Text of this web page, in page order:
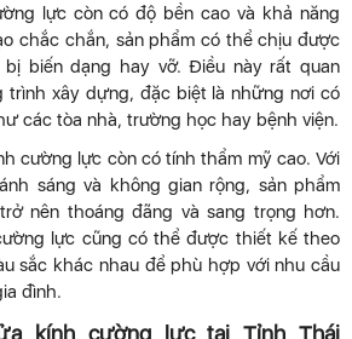
lực còn có độ bền cao và khả năng
chắc chắn, sản phẩm có thể chịu được
biến dạng hay vỡ. Điều này rất quan
trình xây dựng, đặc biệt là những nơi có
các tòa nhà, trường học hay bệnh viện.
cường lực còn có tính thẩm mỹ cao. Với
sáng và không gian rộng, sản phẩm
nên thoáng đãng và sang trọng hơn.
lực cũng có thể được thiết kế theo
sắc khác nhau để phù hợp với nhu cầu
đình.
kính cường lực tại Tỉnh Thái